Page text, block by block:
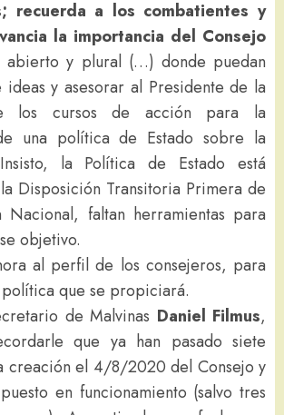
recuerda a los combatientes y
la importancia del Consejo
abierto y plural (…) donde puedan
ideas y asesorar al Presidente de la
los cursos de acción para la
una política de Estado sobre la
la Política de Estado está
Disposición Transitoria Primera de
Nacional, faltan herramientas para
objetivo.
al perfil de los consejeros, para
que se propiciará.
de Malvinas Daniel Filmus,
que ya han pasado siete
creación el 4/8/2020 del Consejo y
en funcionamiento (salvo tres